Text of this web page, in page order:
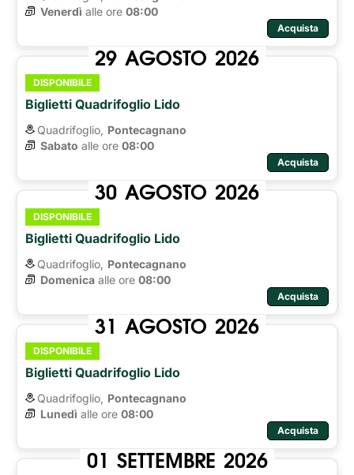
Venerdì alle ore 08:00
Acquista
29 AGOSTO 2026
DISPONIBILE
Biglietti Quadrifoglio Lido
Quadrifoglio, Pontecagnano
Sabato alle ore 08:00
Acquista
30 AGOSTO 2026
DISPONIBILE
Biglietti Quadrifoglio Lido
Quadrifoglio, Pontecagnano
Domenica alle ore 08:00
Acquista
31 AGOSTO 2026
DISPONIBILE
Biglietti Quadrifoglio Lido
Quadrifoglio, Pontecagnano
Lunedì alle ore 08:00
Acquista
01 SETTEMBRE 2026